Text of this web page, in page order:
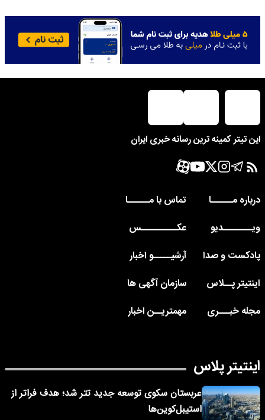
این تیتر کمینه ترین رسانه خبری ایران
درباره مــــــا
تماس با مــــــا
ویــــــــدیو
عکــــــــــس
پادکست و صدا
آرشیـــــو اخبار
اینتیتر پــلاس
سازمان آگهی ها
مجله خبـــری
مهمتریــن اخبار
اینتیتر پلاس
عربستان سکوی توسعه جدید تتر شد؛ هدف فراتر از
استیبل‌کوین‌ها